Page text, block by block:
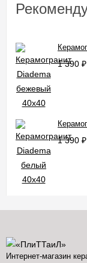
1 390 ₽
1 390 ₽
Интернет-магазин